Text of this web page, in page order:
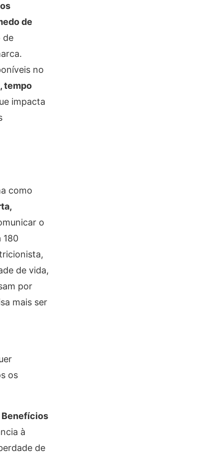
de
de
no
tempo
impacta
como
o
180
de vida,
por
mais ser
os
Benefícios
à
de